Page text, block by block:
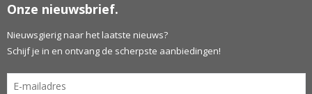
Onze nieuwsbrief.
Nieuwsgierig naar het laatste nieuws?
Schijf je in en ontvang de scherpste aanbiedingen!